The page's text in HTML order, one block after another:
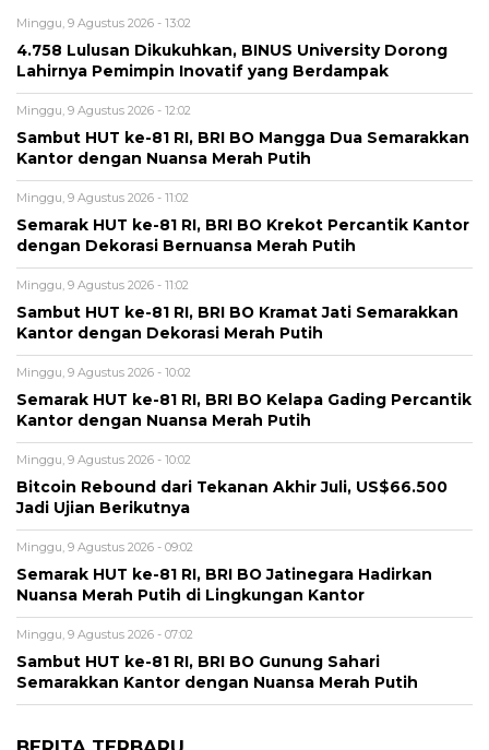
Minggu, 9 Agustus 2026 - 13:02
4.758 Lulusan Dikukuhkan, BINUS University Dorong
Lahirnya Pemimpin Inovatif yang Berdampak
Minggu, 9 Agustus 2026 - 12:02
Sambut HUT ke-81 RI, BRI BO Mangga Dua Semarakkan
Kantor dengan Nuansa Merah Putih
Minggu, 9 Agustus 2026 - 11:02
Semarak HUT ke-81 RI, BRI BO Krekot Percantik Kantor
dengan Dekorasi Bernuansa Merah Putih
Minggu, 9 Agustus 2026 - 11:02
Sambut HUT ke-81 RI, BRI BO Kramat Jati Semarakkan
Kantor dengan Dekorasi Merah Putih
Minggu, 9 Agustus 2026 - 10:02
Semarak HUT ke-81 RI, BRI BO Kelapa Gading Percantik
Kantor dengan Nuansa Merah Putih
Minggu, 9 Agustus 2026 - 10:02
Bitcoin Rebound dari Tekanan Akhir Juli, US$66.500
Jadi Ujian Berikutnya
Minggu, 9 Agustus 2026 - 09:02
Semarak HUT ke-81 RI, BRI BO Jatinegara Hadirkan
Nuansa Merah Putih di Lingkungan Kantor
Minggu, 9 Agustus 2026 - 07:02
Sambut HUT ke-81 RI, BRI BO Gunung Sahari
Semarakkan Kantor dengan Nuansa Merah Putih